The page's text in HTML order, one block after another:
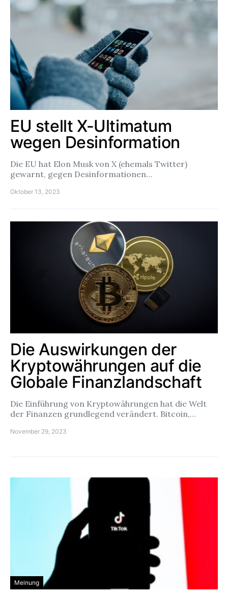
EU stellt X-Ultimatum
wegen Desinformation
Die EU hat Elon Musk von X (ehemals Twitter)
gewarnt, gegen Desinformationen…
Oktober 13, 2023
Die Auswirkungen der
Kryptowährungen auf die
Globale Finanzlandschaft
Die Einführung von Kryptowährungen hat die Welt
der Finanzen grundlegend verändert. Bitcoin,…
November 29, 2023
Meinung